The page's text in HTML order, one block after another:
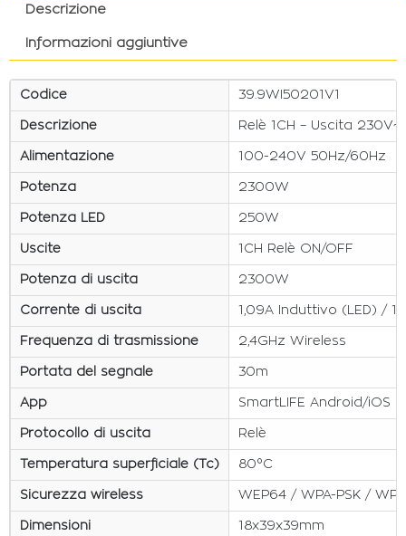
Descrizione
Informazioni aggiuntive
Codice 39.9WI50201V1
Descrizione Relè 1CH – Uscita 230V~
Alimentazione 100-240V 50Hz/60Hz
Potenza 2300W
Potenza LED 250W
Uscite 1CH Relè ON/OFF
Potenza di uscita 2300W
Corrente di uscita 1,09A Induttivo (LED) /
Frequenza di trasmissione 2,4GHz Wireless
Portata del segnale 30m
App SmartLIFE Android/iOS
Protocollo di uscita Relè
Temperatura superficiale (Tc) 80°C
Sicurezza wireless WEP64 / WPA-PSK /
Dimensioni 18x39x39mm